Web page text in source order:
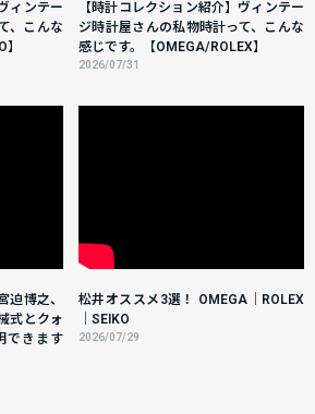
ィンテー
、こんな
【時計コレクション紹介】ヴィンテー
ジ時計屋さんの私物時計って、こんな
感じです。【OMEGA/ROLEX】
2026/07/31
迫博之、
式とクォ
できます
松井オススメ3選！ OMEGA｜ROLEX
｜SEIKO
2026/07/29